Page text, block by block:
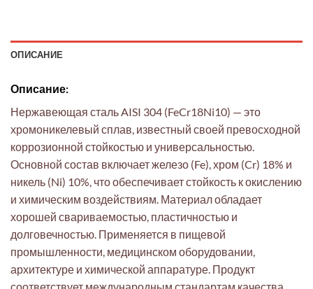
ОПИСАНИЕ
Описание:
Нержавеющая сталь AISI 304 (FeCr18Ni10) — это
хромоникелевый сплав, известный своей превосходной
коррозионной стойкостью и универсальностью.
Основной состав включает железо (Fe), хром (Cr) 18% и
никель (Ni) 10%, что обеспечивает стойкость к окислению
и химическим воздействиям. Материал обладает
хорошей свариваемостью, пластичностью и
долговечностью. Применяется в пищевой
промышленности, медицинском оборудовании,
архитектуре и химической аппаратуре. Продукт